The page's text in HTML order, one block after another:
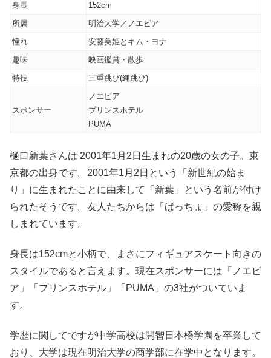
身長
152cm
所属
明治大学／ノエビア
憧れ
安藤美姫とキム・ヨナ
趣味
映画鑑賞・散歩
特技
三重跳び(縄跳び)
スポンサー
ノエビア
プリンスホテル
PUMA
樋口新葉さんは 2001年1月2日生まれの20歳の女の子。東
京都の出身です。2001年1月2日という「新世紀の始ま
り」に生まれたことに由来して「新葉」という名前が付け
られたそうです。友人たちからは「ばっちょ」の愛称を親
しまれています。
身長は152cmと小柄で、まさにフィギュアスケート向きの
スタイルであると言えます。現在スポンサーには「ノエビ
ア」「プリンスホテル」「PUMA」の3社がついていま
す。
学歴に関してですが中学高校は開智日本橋学園を卒業して
おり、大学は現在明治大学の商学部に在学中となります。